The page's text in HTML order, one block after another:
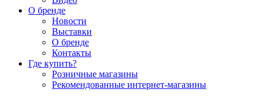
О бренде
Новости
Выставки
О бренде
Контакты
Где купить?
Розничные магазины
Рекомендованные интернет-магазины